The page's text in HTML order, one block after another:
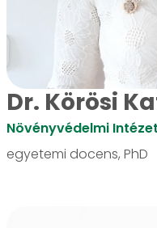
Dr. Körösi
Növényvédelmi Intézet
egyetemi docens, PhD